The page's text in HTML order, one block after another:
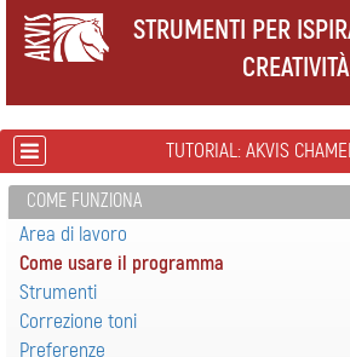
STRUMENTI PER
CREATIVITÀ
TUTORIAL: AKVIS
COME FUNZIONA
Area di lavoro
Come usare il programma
Strumenti
Correzione toni
Preferenze